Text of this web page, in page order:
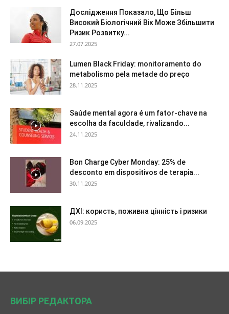
Дослідження Показало, Що Більш
Високий Біологічний Вік Може Збільшити
Ризик Розвитку...
27.07.2025
Lumen Black Friday: monitoramento do
metabolismo pela metade do preço
28.11.2025
Saúde mental agora é um fator-chave na
escolha da faculdade, rivalizando...
24.11.2025
Bon Charge Cyber Monday: 25% de
desconto em dispositivos de terapia...
30.11.2025
ДХІ: користь, поживна цінність і ризики
06.09.2025
ВИБІР РЕДАКТОРА